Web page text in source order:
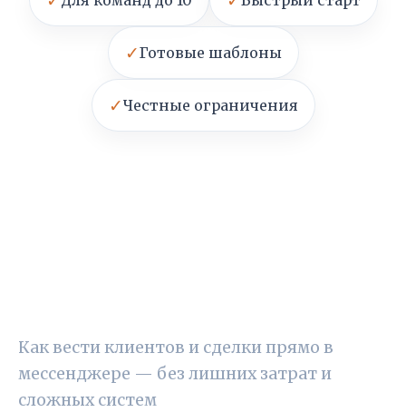
✓Готовые шаблоны
✓Честные ограничения
Как вести клиентов и сделки прямо в
мессенджере — без лишних затрат и
сложных систем